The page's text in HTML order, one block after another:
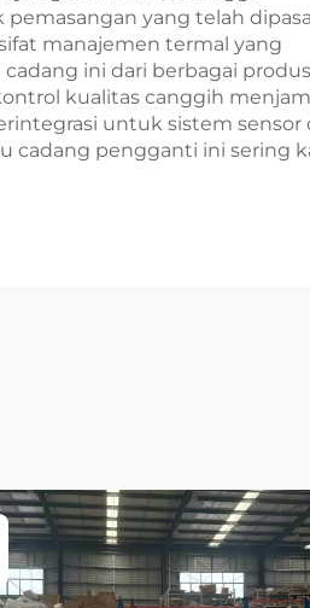
yang telah
manajemen termal yang
ini dari berbagai
kualitas canggih
untuk sistem sensor
cadang pengganti ini sering